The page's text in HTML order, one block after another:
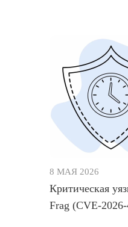
8 МАЯ 2026
Критическая
Frag (CVE-